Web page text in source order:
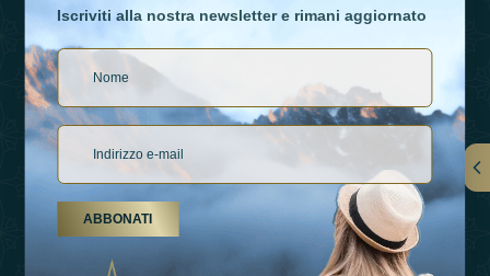
Collegamenti
Iscriviti alla nostra newsletter e rimani aggiornato
ABBONATI